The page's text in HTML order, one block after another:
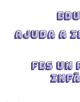
Ajuda a
Fes un